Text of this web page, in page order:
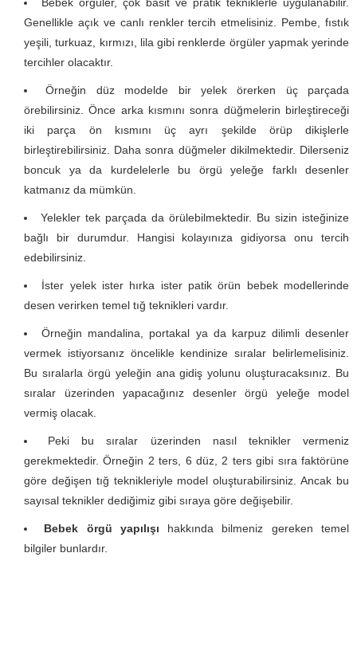
Bebek örgüler, çok basit ve pratik tekniklerle uygulanabilir.
Genellikle açık ve canlı renkler tercih etmelisiniz. Pembe, fıstık
yeşili, turkuaz, kırmızı, lila gibi renklerde örgüler yapmak yerinde
tercihler olacaktır.
Örneğin düz modelde bir yelek örerken üç parçada
örebilirsiniz. Önce arka kısmını sonra düğmelerin birleştireceği
iki parça ön kısmını üç ayrı şekilde örüp dikişlerle
birleştirebilirsiniz. Daha sonra düğmeler dikilmektedir. Dilerseniz
boncuk ya da kurdelelerle bu örgü yeleğe farklı desenler
katmanız da mümkün.
Yelekler tek parçada da örülebilmektedir. Bu sizin isteğinize
bağlı bir durumdur. Hangisi kolayınıza gidiyorsa onu tercih
edebilirsiniz.
İster yelek ister hırka ister patik örün bebek modellerinde
desen verirken temel tığ teknikleri vardır.
Örneğin mandalina, portakal ya da karpuz dilimli desenler
vermek istiyorsanız öncelikle kendinize sıralar belirlemelisiniz.
Bu sıralarla örgü yeleğin ana gidiş yolunu oluşturacaksınız. Bu
sıralar üzerinden yapacağınız desenler örgü yeleğe model
vermiş olacak.
Peki bu sıralar üzerinden nasıl teknikler vermeniz
gerekmektedir. Örneğin 2 ters, 6 düz, 2 ters gibi sıra faktörüne
göre değişen tığ teknikleriyle model oluşturabilirsiniz. Ancak bu
sayısal teknikler dediğimiz gibi sıraya göre değişebilir.
Bebek örgü yapılışı hakkında bilmeniz gereken temel
bilgiler bunlardır.